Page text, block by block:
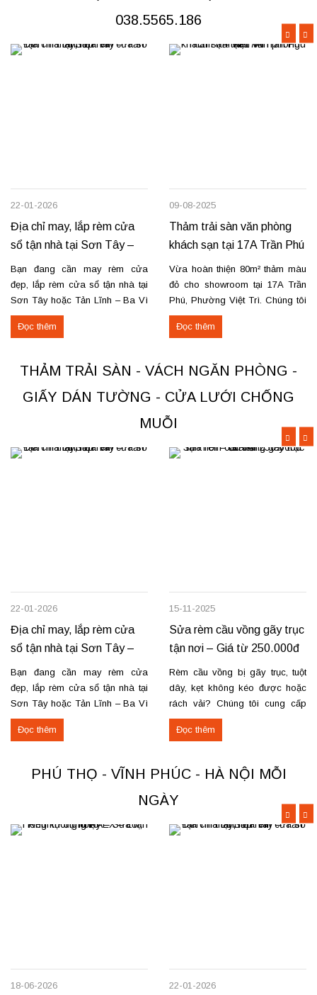
038.5565.186
22-01-2026
Địa chỉ may, lắp rèm cửa
sổ tận nhà tại Sơn Tây –
Tản Lĩnh Ba Vì
Bạn đang cần may rèm cửa
đẹp, lắp rèm cửa sổ tận nhà tại
Sơn Tây hoặc Tản Lĩnh – Ba Vì
với giá hợp lý? Chúng tôi
chuyên may rèm theo yêu cầu,
tiến độ. Thực tế, chúng tôi vừa
hoàn thiện thi công rèm...
Đọc thêm
09-08-2025
Thảm trải sàn văn phòng
khách sạn tại 17A Trần Phú
– Việt Trì
Vừa hoàn thiện 80m² thảm màu
đỏ cho showroom tại 17A Trần
Phú, Phường Việt Trì. Chúng tôi
nhận thi công, sửa chữa, bóc
dỡ và thu mua thảm cũ trên toàn
loại thảm đang cung cấp Thảm
nỉ phù hợp cho không...
Đọc thêm
THẢM TRẢI SÀN - VÁCH NGĂN PHÒNG -
GIẤY DÁN TƯỜNG - CỬA LƯỚI CHỐNG
MUỖI
22-01-2026
Địa chỉ may, lắp rèm cửa
sổ tận nhà tại Sơn Tây –
Tản Lĩnh Ba Vì
Bạn đang cần may rèm cửa
đẹp, lắp rèm cửa sổ tận nhà tại
Sơn Tây hoặc Tản Lĩnh – Ba Vì
với giá hợp lý? Chúng tôi
chuyên may rèm theo yêu cầu,
tiến độ. Thực tế, chúng tôi vừa
hoàn thiện thi công rèm...
Đọc thêm
15-11-2025
Sửa rèm cầu vồng gãy trục
tận nơi – Giá từ 250.000đ
có VAT
Rèm cầu vồng bị gãy trục, tuột
dây, kẹt không kéo được hoặc
rách vải? Chúng tôi cung cấp
dịch vụ sửa rèm cầu vồng tận
nơi, đảm bảo rèm hoạt động trơn
cấu kéo để rèm mở – đóng êm
Thay dây...
Đọc thêm
PHÚ THỌ - VĨNH PHÚC - HÀ NỘI MỖI
NGÀY
18-06-2026 22-01-2026